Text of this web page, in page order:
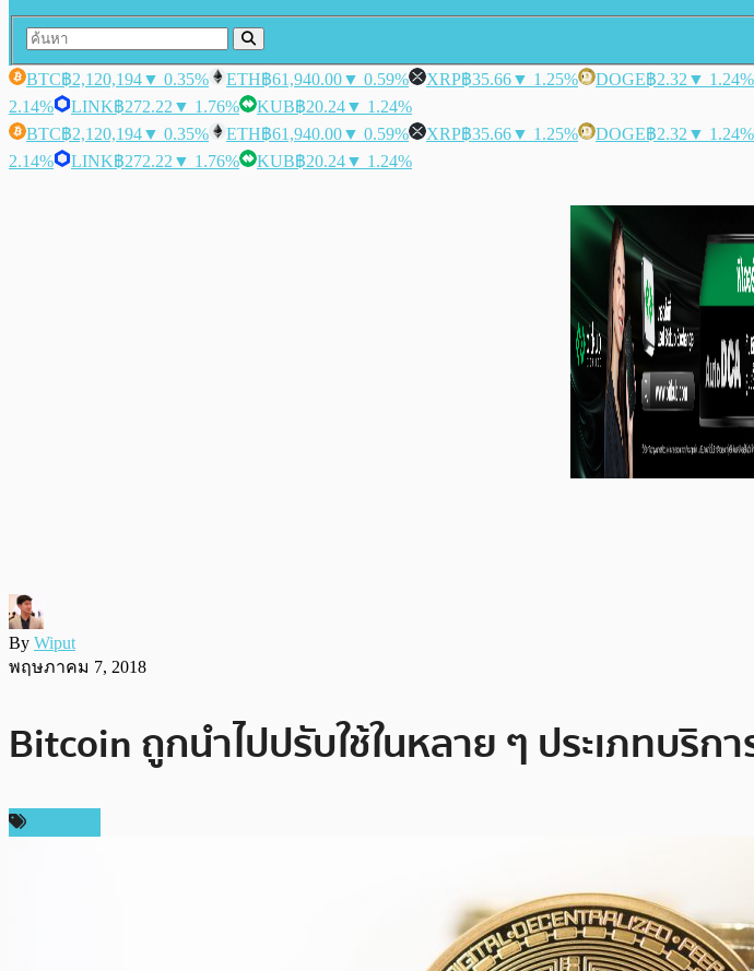
BTC฿2,120,194▼ 0.35% ETH฿61,940.00▼ 0.59% XRP฿35.66▼ 1.25% DOGE฿2.32 ▼ 1.24%
2.14%
LINK฿272.22 ▼ 1.76% KUB฿20.24▼ 1.24%
BTC฿2,120,194▼ 0.35% ETH฿61,940.00▼ 0.59% XRP฿35.66▼ 1.25% DOGE฿2.32 ▼ 1.24%
2.14%
LINK฿272.22 ▼ 1.76% KUB฿20.24▼ 1.24%
By Wiput
พฤษภาคม 7, 2018
Bitcoin ถูกนำไปปรับใช้ในหลาย ๆ ประเภทบริ